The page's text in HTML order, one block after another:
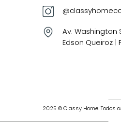
Av. Washington
Edson Queiroz |
2025 © Classy Home. Todos